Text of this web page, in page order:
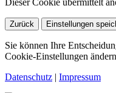
Dieser Cookie übermittelt
Zurück Einstellungen
Sie können Ihre
Cookie-Einstellungen
Datenschutz | Impressum